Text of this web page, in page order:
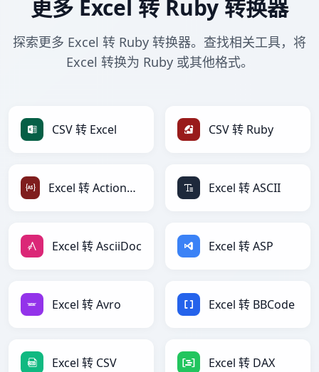
更多 Excel 转 Ruby 转换器
探索更多 Excel 转 Ruby 转换器。查找相关工具，将
Excel 转换为 Ruby 或其他格式。
CSV 转 Excel CSV 转 Ruby
Excel 转 ActionScript Excel 转 ASCII
Excel 转 AsciiDoc Excel 转 ASP
Excel 转 Avro Excel 转 BBCode
Excel 转 CSV Excel 转 DAX